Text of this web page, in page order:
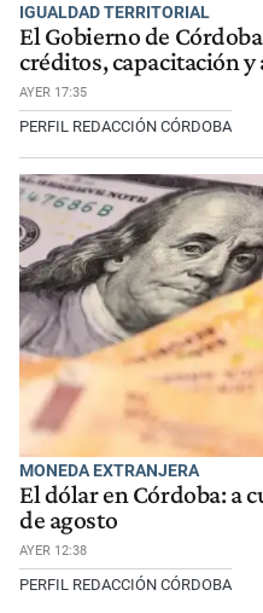
IGUALDAD TERRITORIAL
El Gobierno de
créditos, capacitación
AYER 17:35
PERFIL REDACCIÓN CÓRDOBA
MONEDA EXTRANJERA
El dólar en Córdoba: a
de agosto
AYER 12:38
PERFIL REDACCIÓN CÓRDOBA